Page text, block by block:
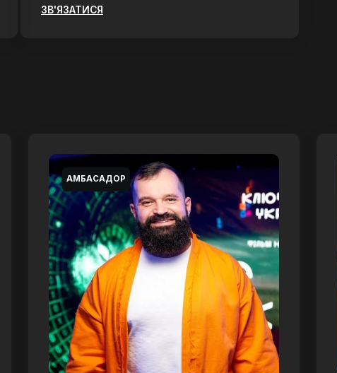
ЗВ'ЯЗАТИСЯ
АМБАСАДОР